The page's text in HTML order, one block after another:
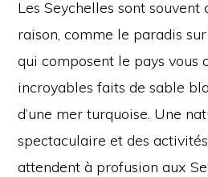
Les Seychelles sont souvent
raison, comme le paradis
qui composent le pays vous
incroyables faits de sable
d’une mer turquoise. Une
spectaculaire et des
attendent à profusion aux